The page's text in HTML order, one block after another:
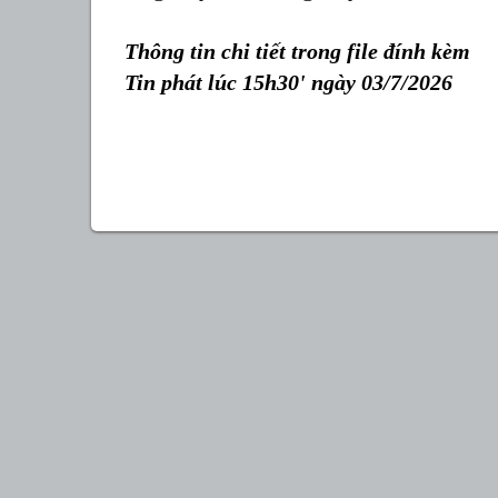
Thông tin chi tiết trong file đính kèm
Tin phát lúc 15h30' ngày 03/7/2026